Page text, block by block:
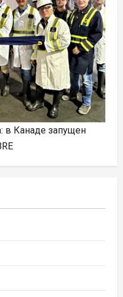
в Канаде запущен